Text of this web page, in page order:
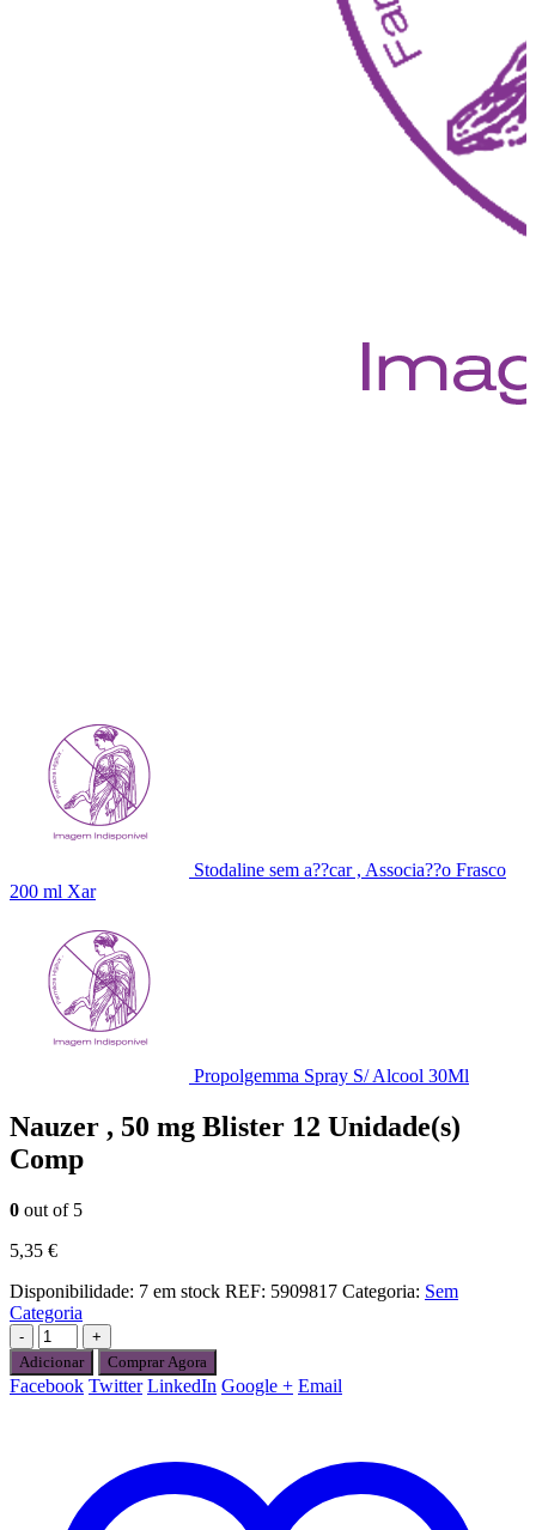
Stodaline sem a??car , Associa??o Frasco
200 ml Xar
Propolgemma Spray S/ Alcool 30Ml
Nauzer , 50 mg Blister 12 Unidade(s)
Comp
0 out of 5
5,35 €
Disponibilidade: 7 em stock REF: 5909817 Categoria: Sem
Categoria
-
+
Adicionar
Comprar Agora
Facebook Twitter LinkedIn Google + Email